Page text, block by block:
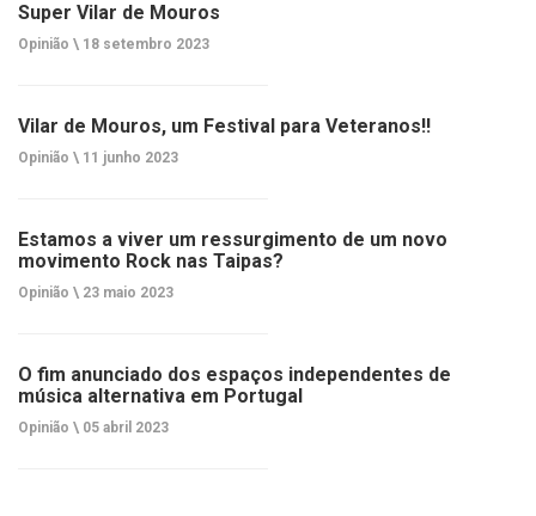
Super Vilar de Mouros
Opinião \ 18 setembro 2023
Vilar de Mouros, um Festival para Veteranos!!
Opinião \ 11 junho 2023
Estamos a viver um ressurgimento de um novo
movimento Rock nas Taipas?
Opinião \ 23 maio 2023
O fim anunciado dos espaços independentes de
música alternativa em Portugal
Opinião \ 05 abril 2023